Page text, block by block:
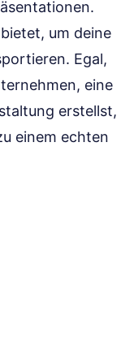
um deine
Egal,
eine
erstellst,
einem echten